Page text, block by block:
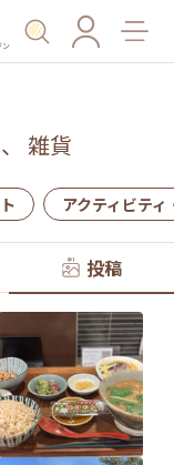
ン
、 雑貨
アクティビティ
投稿